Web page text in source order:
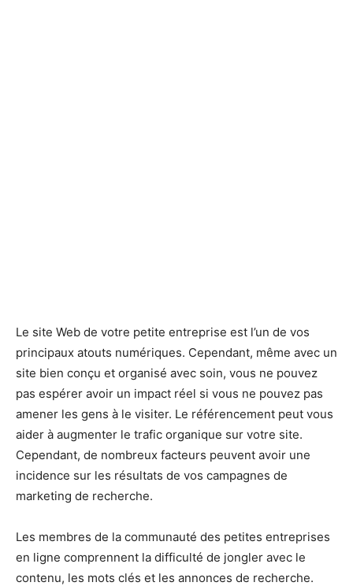
Le site Web de votre petite entreprise est l’un de vos
principaux atouts numériques. Cependant, même avec un
site bien conçu et organisé avec soin, vous ne pouvez
pas espérer avoir un impact réel si vous ne pouvez pas
amener les gens à le visiter. Le référencement peut vous
aider à augmenter le trafic organique sur votre site.
Cependant, de nombreux facteurs peuvent avoir une
incidence sur les résultats de vos campagnes de
marketing de recherche.
Les membres de la communauté des petites entreprises
en ligne comprennent la difficulté de jongler avec le
contenu, les mots clés et les annonces de recherche.